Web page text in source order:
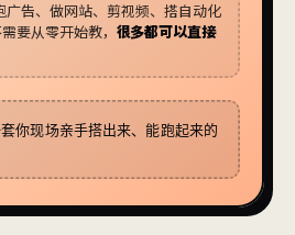
广告、做网站、剪视频、搭自动化
要从零开始教， 很多都可以直接
你现场亲手搭出来、能跑起来的